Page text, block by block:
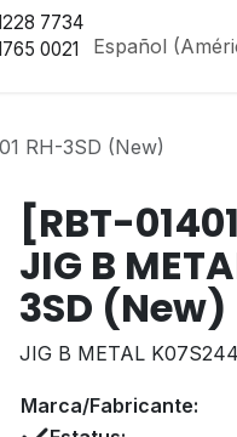
7734
0021 Español
RH-3SD (New)
[RBT-
JIG B
3SD (New)
JIG B METAL
Marca/Fabricante: